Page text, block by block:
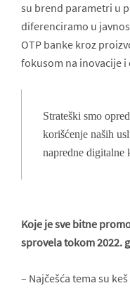
su brend parametri u
diferenciramo u
OTP banke kroz
fokusom na inovacije
Strateški smo
korišćenje naših
napredne digitalne
Koje je sve bitne
sprovela tokom 2022.
– Najčešća tema su